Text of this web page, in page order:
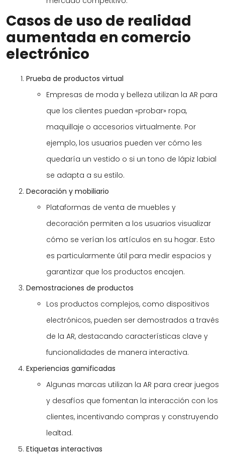
Casos de uso de realidad
aumentada en comercio
electrónico
Prueba de productos virtual
Empresas de moda y belleza utilizan la AR para
que los clientes puedan «probar» ropa,
maquillaje o accesorios virtualmente. Por
ejemplo, los usuarios pueden ver cómo les
quedaría un vestido o si un tono de lápiz labial
se adapta a su estilo.
Decoración y mobiliario
Plataformas de venta de muebles y
decoración permiten a los usuarios visualizar
cómo se verían los artículos en su hogar. Esto
es particularmente útil para medir espacios y
garantizar que los productos encajen.
Demostraciones de productos
Los productos complejos, como dispositivos
electrónicos, pueden ser demostrados a través
de la AR, destacando características clave y
funcionalidades de manera interactiva.
Experiencias gamificadas
Algunas marcas utilizan la AR para crear juegos
y desafíos que fomentan la interacción con los
clientes, incentivando compras y construyendo
lealtad.
Etiquetas interactivas